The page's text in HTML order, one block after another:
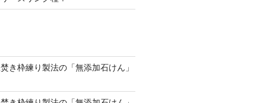
き枠練り製法の「無添加石けん」